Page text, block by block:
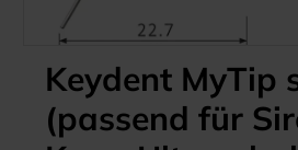
Keydent MyTip
(passend für